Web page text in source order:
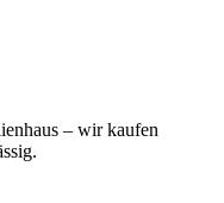
– wir kaufen